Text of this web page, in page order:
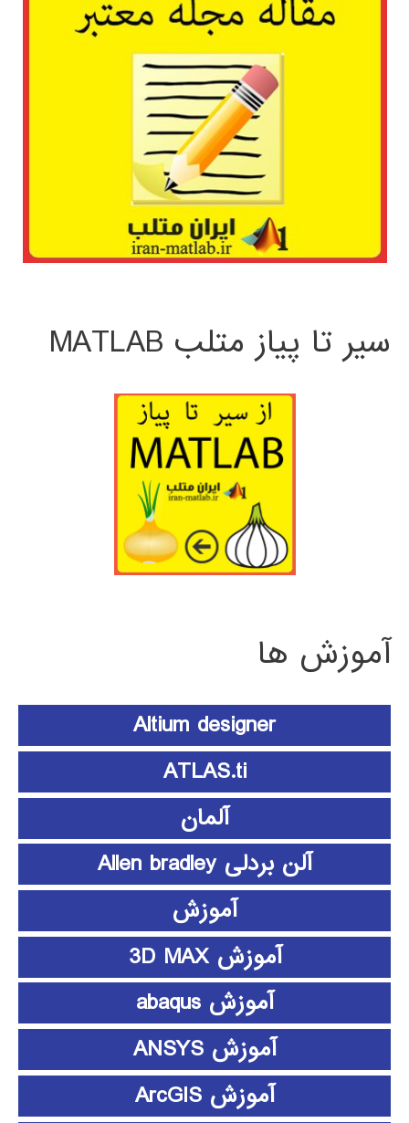
سیر تا پیاز متلب MATLAB
آموزش ها
Altium designer
ATLAS.ti
آلمان
آلن بردلی Allen bradley
آموزش
آموزش 3D MAX
آموزش abaqus
آموزش ANSYS
آموزش ArcGIS